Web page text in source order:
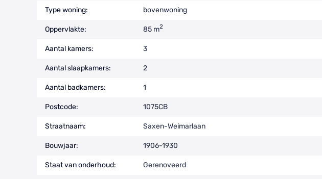
Type woning: bovenwoning
Oppervlakte: 85 m2
Aantal kamers: 3
Aantal slaapkamers: 2
Aantal badkamers: 1
Postcode: 1075CB
Straatnaam: Saxen-Weimarlaan
Bouwjaar: 1906-1930
Staat van onderhoud: Gerenoveerd